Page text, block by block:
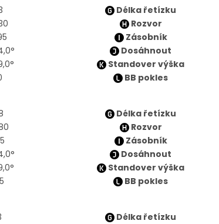
Délka řetízku
Rozvor
Zásobník
Dosáhnout
Standover výška
BB pokles
Délka řetízku
Rozvor
Zásobník
Dosáhnout
Standover výška
BB pokles
Délka řetízku